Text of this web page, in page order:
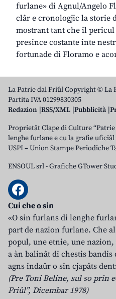
furlane» di Agnul/Angelo
clâr e cronologjic la storie
mostrant tant che il pericul
presince costante inte
fortunade di Floramo e
La Patrie dal Friûl Copyright © La
Partita IVA 01299830305
Redazion RSS/XML Pubblicità
Proprietât Clape di Culture
lenghe furlane e cu la grafie uficiâl
USPI – Union Stampe Periodiche
ENSOUL srl-Grafiche GTower
Cui che o sin
«O sin furlans di lenghe
part de nazion furlane. Che
popul, une etnie, une
a àn balinât di chestis
agns indaûr o sin cjapâts
(Pre Toni Beline, sul so prin
Friûl”, Dicembar 1978)